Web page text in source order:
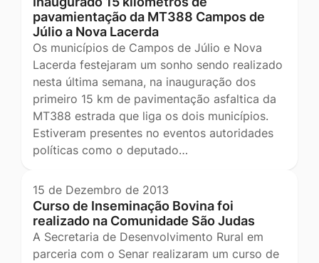
pavamientação da MT388 Campos de
Júlio a Nova Lacerda
Os municípios de Campos de Júlio e Nova
Lacerda festejaram um sonho sendo realizado
nesta última semana, na inauguração dos
primeiro 15 km de pavimentação asfaltica da
MT388 estrada que liga os dois municípios.
Estiveram presentes no eventos autoridades
políticas como o deputado…
15 de Dezembro de 2013
Curso de Inseminação Bovina foi
realizado na Comunidade São Judas
A Secretaria de Desenvolvimento Rural em
parceria com o Senar realizaram um curso de